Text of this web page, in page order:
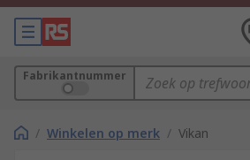
Fabrikantnummer
/ Winkelen op merk / Vikan